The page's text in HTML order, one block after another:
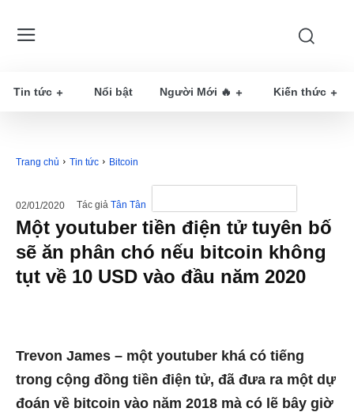
Tin tức Nổi bật Người Mới 🔥 Kiến thức
Trang chủ Tin tức Bitcoin
02/01/2020 Tác giả Tân Tân
Một youtuber tiền điện tử tuyên bố
sẽ ăn phân chó nếu bitcoin không
tụt về 10 USD vào đầu năm 2020
Trevon James – một youtuber khá có tiếng
trong cộng đồng tiền điện tử, đã đưa ra một dự
đoán về bitcoin vào năm 2018 mà có lẽ bây giờ